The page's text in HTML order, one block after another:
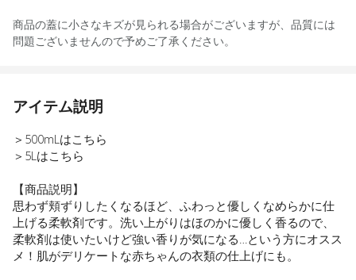
商品の蓋に小さなキズが見られる場合がございますが、品質には
問題ございませんので予めご了承ください。
アイテム説明
＞500mLはこちら
＞5Lはこちら
【商品説明】
思わず頬ずりしたくなるほど、ふわっと優しくなめらかに仕
上げる柔軟剤です。洗い上がりはほのかに優しく香るので、
柔軟剤は使いたいけど強い香りが気になる…という方にオスス
メ！肌がデリケートな赤ちゃんの衣類の仕上げにも。